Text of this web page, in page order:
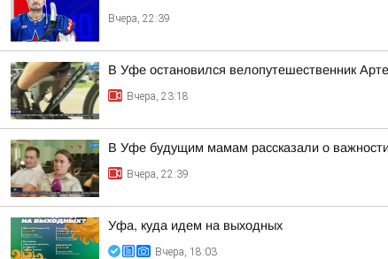
Вчера, 22:39
В Уфе остановился велопутешественник
Вчера, 23:18
В Уфе будущим мамам рассказали о важности
Вчера, 22:39
Уфа, куда идем на выходных
Вчера, 18:03